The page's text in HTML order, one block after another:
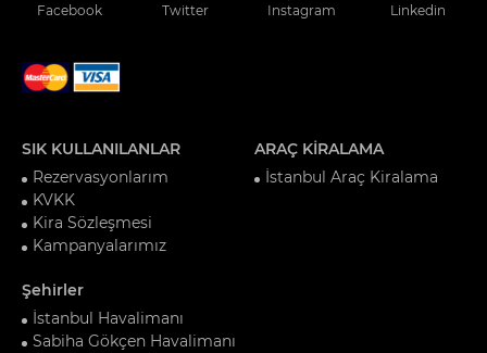
Facebook Twitter Instagram Linkedin
SIK KULLANILANLAR
Rezervasyonlarım
KVKK
Kira Sözleşmesi
Kampanyalarımız
ARAÇ KİRALAMA
İstanbul Araç Kiralama
Şehirler
İstanbul Havalimanı
Sabiha Gökçen Havalimanı